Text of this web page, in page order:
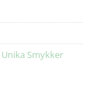
Unika Smykker